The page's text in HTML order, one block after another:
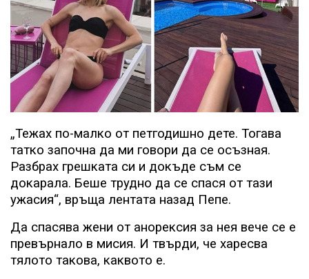
„Тежах по-малко от петгодишно дете. Тогава
татко започна да ми говори да се осъзная.
Разбрах грешката си и докъде съм се
докарала. Беше трудно да се спася от тази
ужасия“, връща лентата назад Пепе.
Да спасява жени от анорексия за нея вече се е
превърнало в мисия. И твърди, че харесва
тялото такова, каквото е.